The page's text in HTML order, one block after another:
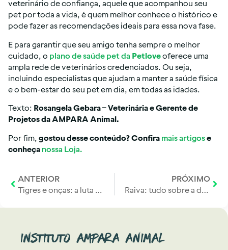
veterinário de confiança, aquele que acompanhou seu
pet por toda a vida, é quem melhor conhece o histórico e
pode fazer as recomendações ideais para essa nova fase.
E para garantir que seu amigo tenha sempre o melhor
cuidado, o plano de saúde pet da Petloveoferece uma
ampla rede de veterinários credenciados. Ou seja,
incluindo especialistas que ajudam a manter a saúde física
e o bem-estar do seu pet em dia, em todas as idades.
Texto: Rosangela Gebara – Veterinária e Gerente de
Projetos da AMPARA Animal.
Por fim, gostou desse conteúdo? Confira mais artigose
conheça nossa Loja.
ANTERIOR
Tigres e onças: a luta contra a caça e a busca por proteção
PRÓXIMO
Raiva: tudo sobre a doença, riscos e como prevenir
Instituto Ampara Animal